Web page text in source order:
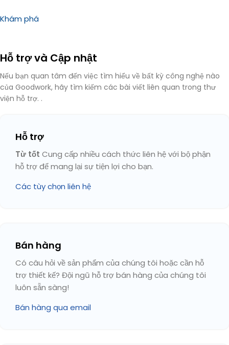
Khám phá
Hỗ trợ và Cập nhật
Nếu bạn quan tâm đến việc tìm hiểu về bất kỳ công nghệ nào
của Goodwork, hãy tìm kiếm các bài viết liên quan trong thư
viện hỗ trợ. .
Hỗ trợ
Từ tốt Cung cấp nhiều cách thức liên hệ với bộ phận
hỗ trợ để mang lại sự tiện lợi cho bạn.
Các tùy chọn liên hệ
Bán hàng
Có câu hỏi về sản phẩm của chúng tôi hoặc cần hỗ
trợ thiết kế? Đội ngũ hỗ trợ bán hàng của chúng tôi
luôn sẵn sàng!
Bán hàng qua email